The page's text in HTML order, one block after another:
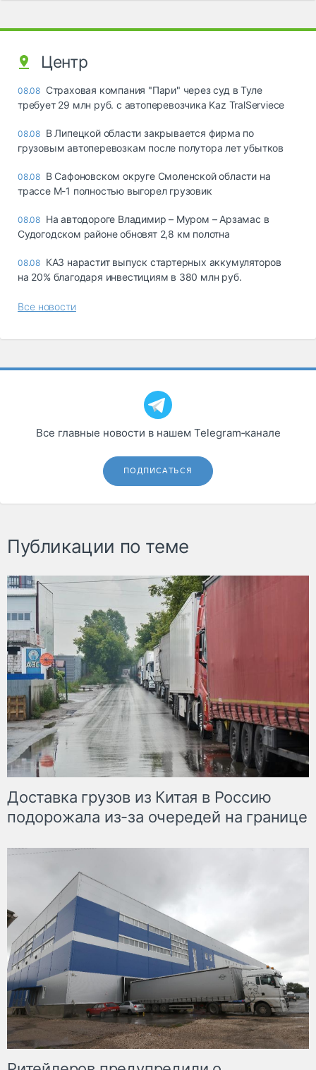
Центр
08.08 Страховая компания "Пари" через суд в Туле
требует 29 млн руб. с автоперевозчика Kaz TralServiece
08.08 В Липецкой области закрывается фирма по
грузовым автоперевозкам после полутора лет убытков
08.08 В Сафоновском округе Смоленской области на
трассе М-1 полностью выгорел грузовик
08.08 На автодороге Владимир – Муром – Арзамас в
Судогодском районе обновят 2,8 км полотна
08.08 КАЗ нарастит выпуск стартерных аккумуляторов
на 20% благодаря инвестициям в 380 млн руб.
Все новости
Все главные новости в нашем Telegram‑канале
ПОДПИСАТЬСЯ
Публикации по теме
Доставка грузов из Китая в Россию
подорожала из-за очередей на границе